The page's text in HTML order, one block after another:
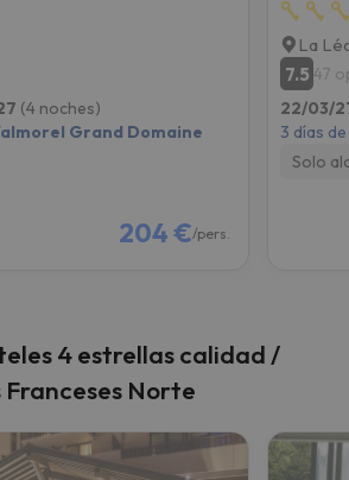
(4 noches)
Grand Domaine
204 €/pers.
La
7.5 47
22/03/
3 días
Solo
4 estrellas calidad /
Franceses Norte